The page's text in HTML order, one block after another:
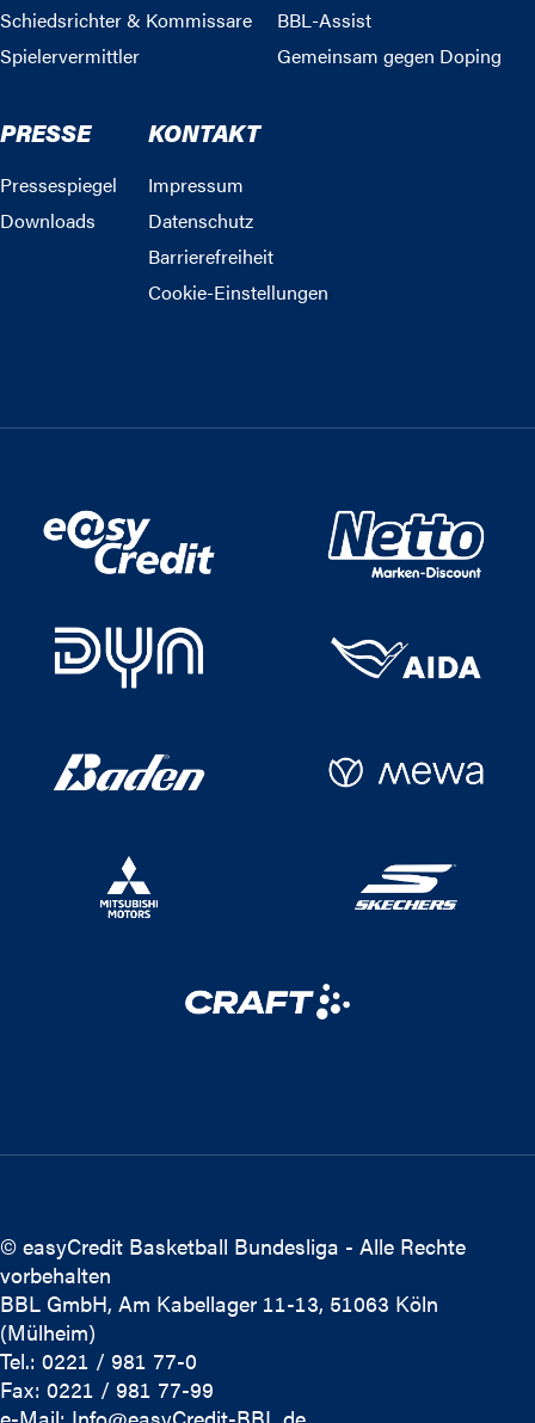
Schiedsrichter & Kommissare
Spielervermittler
BBL-Assist
Gemeinsam gegen Doping
PRESSE
Pressespiegel
Downloads
KONTAKT
Impressum
Datenschutz
Barrierefreiheit
Cookie-Einstellungen
© easyCredit Basketball Bundesliga - Alle Rechte
vorbehalten
BBL GmbH, Am Kabellager 11-13, 51063 Köln
(Mülheim)
Tel.: 0221 / 981 77-0
Fax: 0221 / 981 77-99